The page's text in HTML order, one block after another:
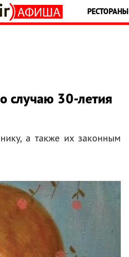
РЕСТОРАНЫ
случаю 30-летия
а также их законным